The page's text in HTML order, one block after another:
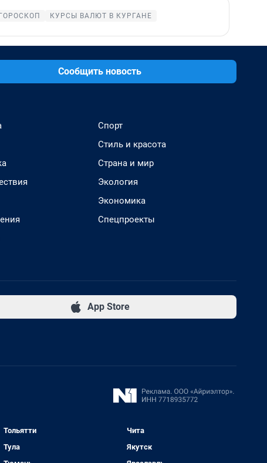
ГОРОСКОП КУРСЫ ВАЛЮТ В КУРГАНЕ
Сообщить новость
Спорт
Стиль и красота
Страна и мир
Экология
Экономика
Спецпроекты
App Store
Тольятти
Тула
Чита
Якутск